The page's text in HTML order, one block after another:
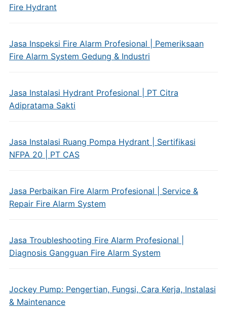
Fire Hydrant
Jasa Inspeksi Fire Alarm Profesional | Pemeriksaan
Fire Alarm System Gedung & Industri
Jasa Instalasi Hydrant Profesional | PT Citra
Adipratama Sakti
Jasa Instalasi Ruang Pompa Hydrant | Sertifikasi
NFPA 20 | PT CAS
Jasa Perbaikan Fire Alarm Profesional | Service &
Repair Fire Alarm System
Jasa Troubleshooting Fire Alarm Profesional |
Diagnosis Gangguan Fire Alarm System
Jockey Pump: Pengertian, Fungsi, Cara Kerja, Instalasi
& Maintenance